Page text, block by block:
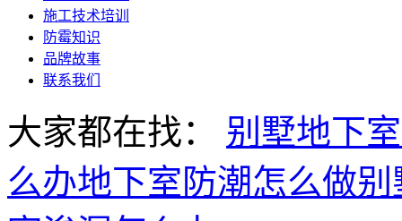
施工技术培训
防霉知识
品牌故事
联系我们
大家都在找： 别墅地下
么办地下室防潮怎么做别